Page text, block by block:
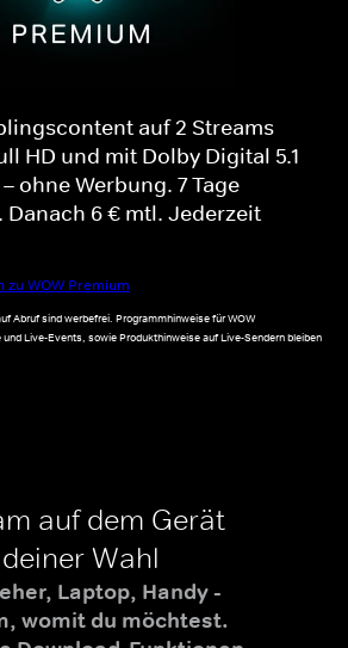
auf 2 Streams
HD und mit Dolby Digital 5.1
ohne Werbung. 7 Tage
6 € mtl. Jederzeit
zu WOW Premium
Abruf sind werbefrei. Programmhinweise für WOW
Live-Events, sowie Produkthinweise auf Live-Sendern bleiben
auf dem Gerät
deiner Wahl
Laptop, Handy -
womit du möchtest.